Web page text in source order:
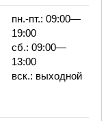
пн.-пт.: 09:00—
19:00
сб.: 09:00—
13:00
вск.: выходной